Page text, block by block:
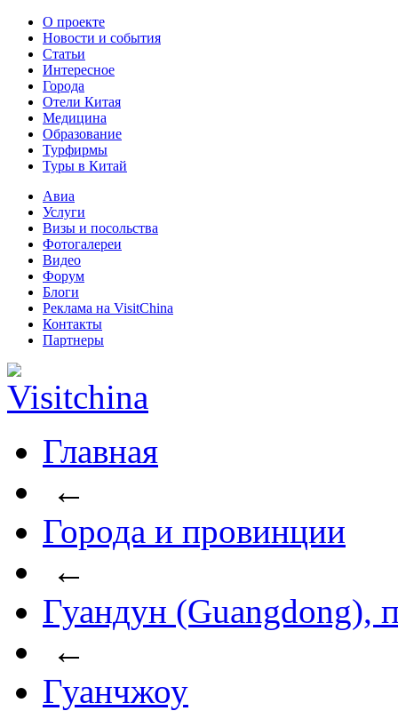
О проекте
Новости и события
Статьи
Интересное
Города
Отели Китая
Медицина
Образование
Турфирмы
Туры в Китай
Авиа
Услуги
Визы и посольства
Фотогалереи
Видео
Форум
Блоги
Реклама на VisitChina
Контакты
Партнеры
Главная
←
Города и провинции
←
Гуандун (Guangdong),
←
Гуанчжоу